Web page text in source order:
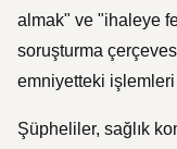
almak" ve "ihaleye
soruşturma
emniyetteki işlemleri
Şüpheliler, sağlık